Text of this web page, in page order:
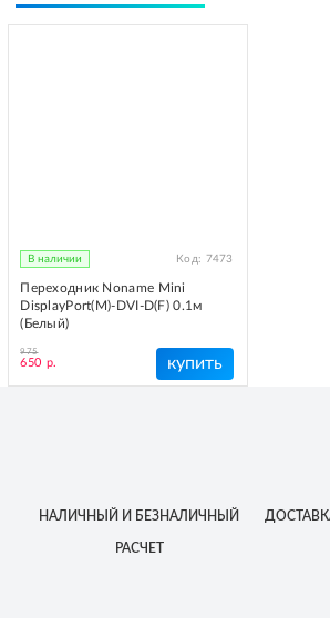
В наличии Код: 7473
Переходник Noname Mini
DisplayPort(M)-DVI-D(F) 0.1м
(Белый)
975
650 р. купить
НАЛИЧНЫЙ И БЕЗНАЛИЧНЫЙ
РАСЧЕТ